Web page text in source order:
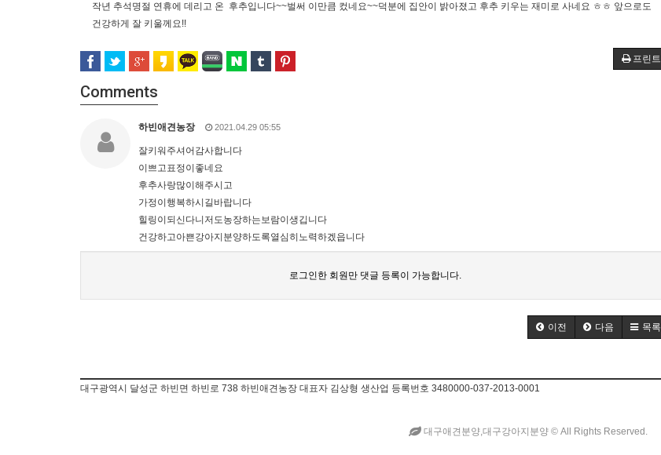
작년 추석명절 연휴에 데리고 온 후추입니다~~벌써 이만큼 컸네요~~덕분에 집안이 밝아졌고 후추 키우는 재미로 사네요 ㅎㅎ 앞으로도
건강하게 잘 키울께요!!
프린트
Comments
하빈애견농장 2021.04.29 05:55
잘키워주셔어감사합니다
이쁘고표정이좋네요
후추사랑많이해주시고
가정이행복하시길바랍니다
힐링이되신다니저도농장하는보람이생깁니다
건강하고아쁜강아지분양하도록열심히노력하겠읍니다
로그인한 회원만 댓글 등록이 가능합니다.
이전 다음 목록
대구광역시 달성군 하빈면 하빈로 738 하빈애견농장 대표자 김상형 생산업 등록번호 3480000-037-2013-0001
대구애견분양,대구강아지분양 © All Rights Reserved.